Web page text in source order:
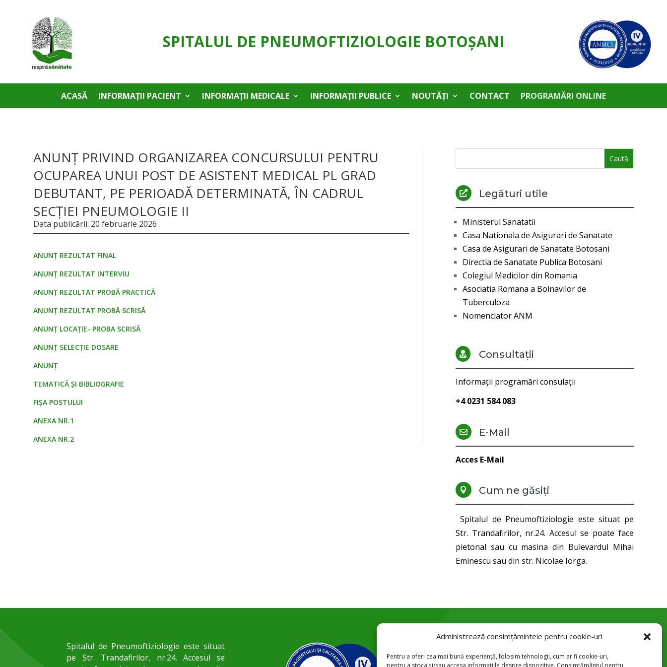
Administrează consimțămintele pentru cookie-uri
Pentru a oferi cea mai bună experiență, folosim tehnologii, cum ar fi cookie-uri,
pentru a stoca și/sau accesa informațiile despre dispozitive. Consimțământul pentru
SPITALUL DE PNEUMOFTIZIOLOGIE BOTOŞANI
ACASĂ INFORMAȚII PACIENT INFORMAȚII MEDICALE INFORMAȚII PUBLICE NOUTĂȚI CONTACT PROGRAMĂRI ONLINE
ANUNȚ PRIVIND ORGANIZAREA CONCURSULUI PENTRU
OCUPAREA UNUI POST DE ASISTENT MEDICAL PL GRAD
DEBUTANT, PE PERIOADĂ DETERMINATĂ, ÎN CADRUL
SECȚIEI PNEUMOLOGIE II
Data publicării: 20 februarie 2026
ANUNȚ REZULTAT FINAL
ANUNȚ REZULTAT INTERVIU
ANUNȚ REZULTAT PROBĂ PRACTICĂ
ANUNȚ REZULTAT PROBĂ SCRISĂ
ANUNȚ LOCAȚIE- PROBA SCRISĂ
ANUNȚ SELECȚIE DOSARE
ANUNȚ
TEMATICĂ ȘI BIBLIOGRAFIE
FIȘA POSTULUI
ANEXA NR.1
ANEXA NR.2
 Legături utile
Ministerul Sanatatii
Casa Nationala de Asigurari de Sanatate
Casa de Asigurari de Sanatate Botosani
Directia de Sanatate Publica Botosani
Colegiul Medicilor din Romania
Asociatia Romana a Bolnavilor de
Tuberculoza
Nomenclator ANM
 Consultații
Informații programări consulații
+4 0231 584 083
 E-Mail
Acces E-Mail
 Cum ne găsiți
Spitalul de Pneumoftiziologie este situat pe
Str. Trandafirilor, nr.24. Accesul se poate face
pietonal sau cu masina din Bulevardul Mihai
Eminescu sau din str. Nicolae Iorga.
Spitalul de Pneumoftiziologie este situat
pe Str. Trandafirilor, nr.24. Accesul se